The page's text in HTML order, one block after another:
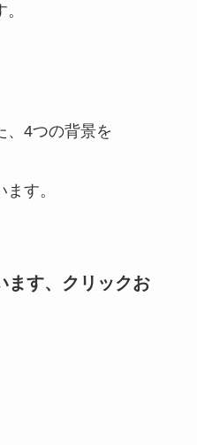
、4つの背景を
す。
ます、クリックお